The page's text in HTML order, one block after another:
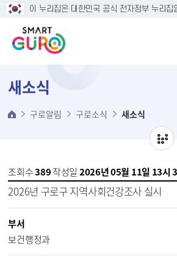
본문 바로가기
이 누리집은 대한민국 공식 전자정부 누리집
새소식
구로알림 구로소식 새소식
조회수389작성일 2026년 05월 11일 13시
2026년 구로구 지역사회건강조사 실시
부서
보건행정과